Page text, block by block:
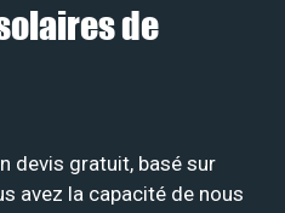
de
devis gratuit, basé sur
avez la capacité de nous